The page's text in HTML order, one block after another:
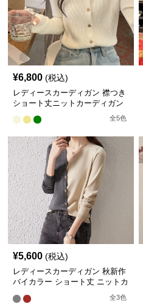
¥6,800 (税込)
レディースカーディガン 襟つき
ショート丈ニットカーディガン
全5色
¥5,600 (税込)
レディースカーディガン 秋新作
バイカラー ショート丈 ニットカ
全3色